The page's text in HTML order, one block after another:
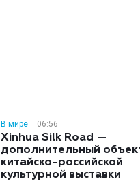
В мире 06:56
Xinhua Silk Road —
дополнительный
китайско-российской
культурной выставки